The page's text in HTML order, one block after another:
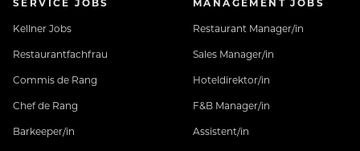
SERVICE JOBS
Kellner Jobs
Restaurantfachfrau
Commis de Rang
Chef de Rang
Barkeeper/in
MANAGEMENT JOBS
Restaurant Manager/in
Sales Manager/in
Hoteldirektor/in
F&B Manager/in
Assistent/in